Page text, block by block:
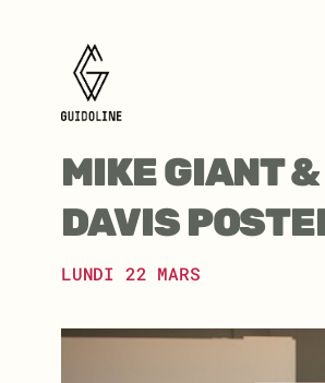
contenu
MIKE GIANT
DAVIS
LUNDI 22 MARS